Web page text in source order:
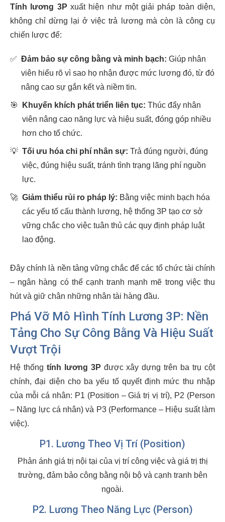
Tính lương 3P xuất hiện như một giải pháp toàn diện,
không chỉ dừng lại ở việc trả lương mà còn là công cụ
chiến lược để:
✅ Đảm bảo sự công bằng và minh bạch: Giúp nhân
viên hiểu rõ vì sao họ nhận được mức lương đó, từ đó
nâng cao sự gắn kết và niềm tin.
🎯 Khuyến khích phát triển liên tục: Thúc đẩy nhân
viên nâng cao năng lực và hiệu suất, đóng góp nhiều
hơn cho tổ chức.
💡 Tối ưu hóa chi phí nhân sự: Trả đúng người, đúng
việc, đúng hiệu suất, tránh tình trạng lãng phí nguồn
lực.
🚀 Giảm thiểu rủi ro pháp lý: Bằng việc minh bạch hóa
các yếu tố cấu thành lương, hệ thống 3P tạo cơ sở
vững chắc cho việc tuân thủ các quy định pháp luật
lao động.
Đây chính là nền tảng vững chắc để các tổ chức tài chính
– ngân hàng có thể cạnh tranh mạnh mẽ trong việc thu
hút và giữ chân những nhân tài hàng đầu.
Phá Vỡ Mô Hình Tính Lương 3P: Nền
Tảng Cho Sự Công Bằng Và Hiệu Suất
Vượt Trội
Hệ thống tính lương 3P được xây dựng trên ba trụ cột
chính, đại diện cho ba yếu tố quyết định mức thu nhập
của mỗi cá nhân: P1 (Position – Giá trị vị trí), P2 (Person
– Năng lực cá nhân) và P3 (Performance – Hiệu suất làm
việc).
P1. Lương Theo Vị Trí (Position)
Phản ánh giá trị nội tại của vị trí công việc và giá trị thị
trường, đảm bảo công bằng nội bộ và cạnh tranh bên
ngoài.
P2. Lương Theo Năng Lực (Person)